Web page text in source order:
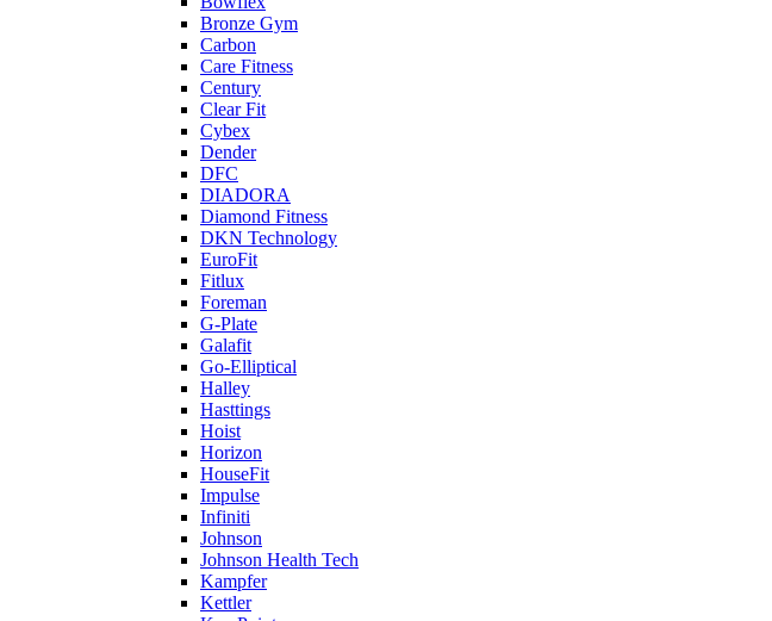
Bronze Gym
Carbon
Care Fitness
Century
Clear Fit
Cybex
Dender
DFC
DIADORA
Diamond Fitness
DKN Technology
EuroFit
Fitlux
Foreman
G-Plate
Galafit
Go-Elliptical
Halley
Hasttings
Hoist
Horizon
HouseFit
Impulse
Infiniti
Johnson
Johnson Health Tech
Kampfer
Kettler